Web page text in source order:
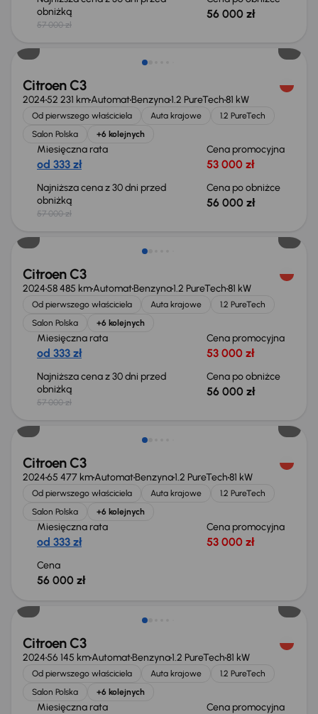
obniżką
57 000 zł
56 000 zł
Taniej o 1 000 zł
Citroen C3
202452 231 kmAutomatBenzyna1.2 PureTech81 kW
Od pierwszego właściciela Auta krajowe
1.2 PureTech
Salon Polska
+6 kolejnych
Miesięczna rata
od 333 zł
Cena promocyjna
53 000 zł
Najniższa cena z 30 dni przed
obniżką
57 000 zł
Cena po obniżce
56 000 zł
Taniej o 1 000 zł
Citroen C3
202458 485 kmAutomatBenzyna1.2 PureTech81 kW
Od pierwszego właściciela Auta krajowe
1.2 PureTech
Salon Polska
+6 kolejnych
Miesięczna rata
od 333 zł
Cena promocyjna
53 000 zł
Najniższa cena z 30 dni przed
obniżką
57 000 zł
Cena po obniżce
56 000 zł
Możliwość odliczenia VAT
Citroen C3
202465 477 kmAutomatBenzyna1.2 PureTech81 kW
Od pierwszego właściciela Auta krajowe
1.2 PureTech
Salon Polska
+6 kolejnych
Miesięczna rata
od 333 zł
Cena promocyjna
53 000 zł
Cena
56 000 zł
Taniej o 1 000 zł
Citroen C3
202456 145 kmAutomatBenzyna1.2 PureTech81 kW
Od pierwszego właściciela Auta krajowe
1.2 PureTech
Salon Polska
+6 kolejnych
Miesięczna rata Cena promocyjna